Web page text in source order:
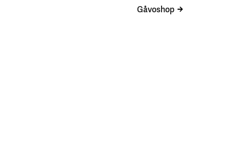
Gåvoshop